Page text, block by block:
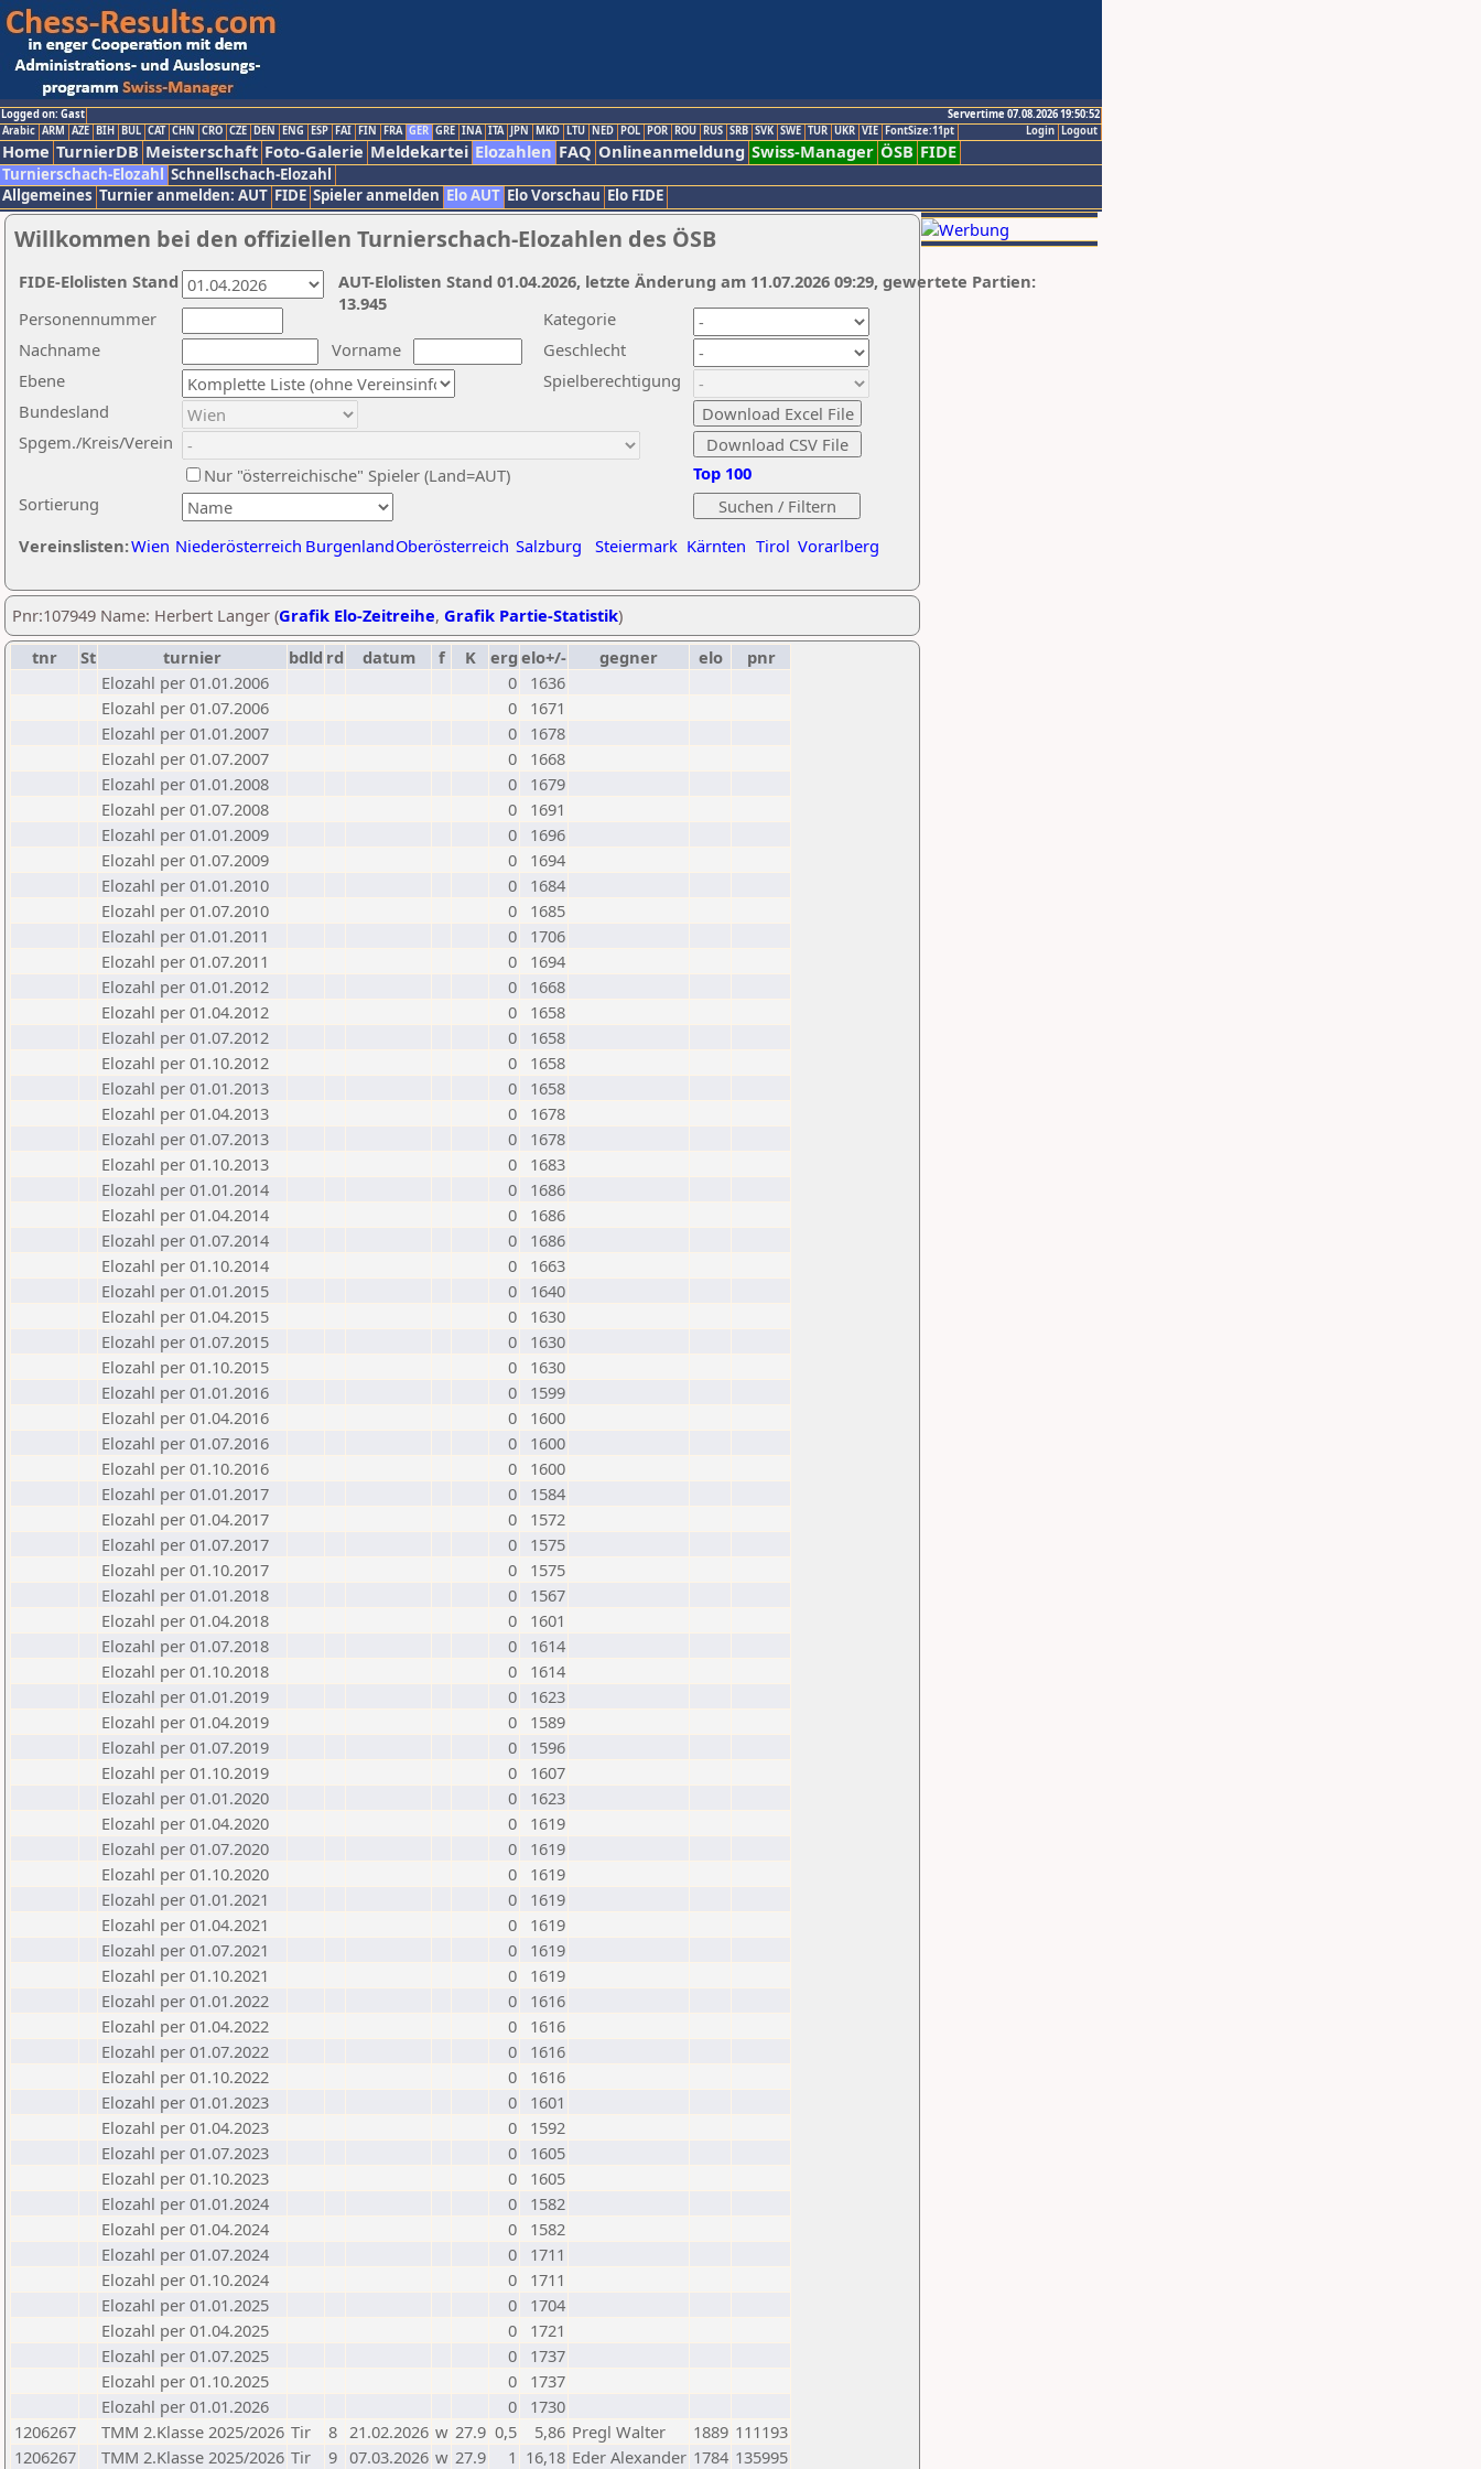
Logged on: Gast
Servertime 07.08.2026 19:50:52
Logout
Login
Arabic ARM AZE BIH BUL CAT CHN CRO CZE DEN ENG ESP FAI FIN FRA GER GRE INA ITA JPN MKD LTU NED POL POR ROU RUS SRB SVK SWE TUR UKR VIE FontSize:11pt
Home TurnierDB Meisterschaft Foto-Galerie Meldekartei Elozahlen FAQ Onlineanmeldung Swiss-Manager ÖSB FIDE
Turnierschach-Elozahl Schnellschach-Elozahl
Allgemeines Turnier anmelden: AUT FIDE Spieler anmelden Elo AUT Elo Vorschau Elo FIDE
Willkommen bei den offiziellen Turnierschach-Elozahlen des ÖSB
Nachname
Vorname
Ebene
Kategorie
Sortierung
Personennummer
Bundesland
Spgem./Kreis/Verein
Geschlecht
Nur "österreichische" Spieler (Land=AUT)
Spielberechtigung
Vereinslisten:Wien Niederösterreich BurgenlandOberösterreich Salzburg Steiermark Kärnten Tirol Vorarlberg
Top 100
AUT-Elolisten Stand 01.04.2026, letzte Änderung am 11.07.2026 09:29, gewertete Partien:
13.945
FIDE-Elolisten Stand
Pnr:107949 Name: Herbert Langer (Grafik Elo-Zeitreihe, Grafik Partie-Statistik)
tnr
St turnier bdld rd datum f K erg elo+/- gegner elo
pnr
Elozahl per 01.01.2006
0
1636
Elozahl per 01.07.2006
0
1671
Elozahl per 01.01.2007
0
1678
Elozahl per 01.07.2007
0
1668
Elozahl per 01.01.2008
0
1679
Elozahl per 01.07.2008
0
1691
Elozahl per 01.01.2009
0
1696
Elozahl per 01.07.2009
0
1694
Elozahl per 01.01.2010
0
1684
Elozahl per 01.07.2010
0
1685
Elozahl per 01.01.2011
0
1706
Elozahl per 01.07.2011
0
1694
Elozahl per 01.01.2012
0
1668
Elozahl per 01.04.2012
0
1658
Elozahl per 01.07.2012
0
1658
Elozahl per 01.10.2012
0
1658
Elozahl per 01.01.2013
0
1658
Elozahl per 01.04.2013
0
1678
Elozahl per 01.07.2013
0
1678
Elozahl per 01.10.2013
0
1683
Elozahl per 01.01.2014
0
1686
Elozahl per 01.04.2014
0
1686
Elozahl per 01.07.2014
0
1686
Elozahl per 01.10.2014
0
1663
Elozahl per 01.01.2015
0
1640
Elozahl per 01.04.2015
0
1630
Elozahl per 01.07.2015
0
1630
Elozahl per 01.10.2015
0
1630
Elozahl per 01.01.2016
0
1599
Elozahl per 01.04.2016
0
1600
Elozahl per 01.07.2016
0
1600
Elozahl per 01.10.2016
0
1600
Elozahl per 01.01.2017
0
1584
Elozahl per 01.04.2017
0
1572
Elozahl per 01.07.2017
0
1575
Elozahl per 01.10.2017
0
1575
Elozahl per 01.01.2018
0
1567
Elozahl per 01.04.2018
0
1601
Elozahl per 01.07.2018
0
1614
Elozahl per 01.10.2018
0
1614
Elozahl per 01.01.2019
0
1623
Elozahl per 01.04.2019
0
1589
Elozahl per 01.07.2019
0
1596
Elozahl per 01.10.2019
0
1607
Elozahl per 01.01.2020
0
1623
Elozahl per 01.04.2020
0
1619
Elozahl per 01.07.2020
0
1619
Elozahl per 01.10.2020
0
1619
Elozahl per 01.01.2021
0
1619
Elozahl per 01.04.2021
0
1619
Elozahl per 01.07.2021
0
1619
Elozahl per 01.10.2021
0
1619
Elozahl per 01.01.2022
0
1616
Elozahl per 01.04.2022
0
1616
Elozahl per 01.07.2022
0
1616
Elozahl per 01.10.2022
0
1616
Elozahl per 01.01.2023
0
1601
Elozahl per 01.04.2023
0
1592
Elozahl per 01.07.2023
0
1605
Elozahl per 01.10.2023
0
1605
Elozahl per 01.01.2024
0
1582
Elozahl per 01.04.2024
0
1582
Elozahl per 01.07.2024
0
1711
Elozahl per 01.10.2024
0
1711
Elozahl per 01.01.2025
0
1704
Elozahl per 01.04.2025
0
1721
Elozahl per 01.07.2025
0
1737
Elozahl per 01.10.2025
0
1737
Elozahl per 01.01.2026
0
1730
1206267
TMM 2.Klasse 2025/2026 Tir 8 21.02.2026 w 27.9 0,5 5,86 Pregl Walter 1889 111193
1206267
TMM 2.Klasse 2025/2026 Tir 9 07.03.2026 w 27.9 1 16,18 Eder Alexander 1784 135995